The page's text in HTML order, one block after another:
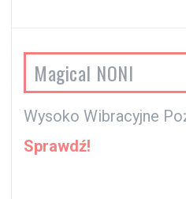
Magical NONI
Wysoko Wibracyjne
Sprawdź!